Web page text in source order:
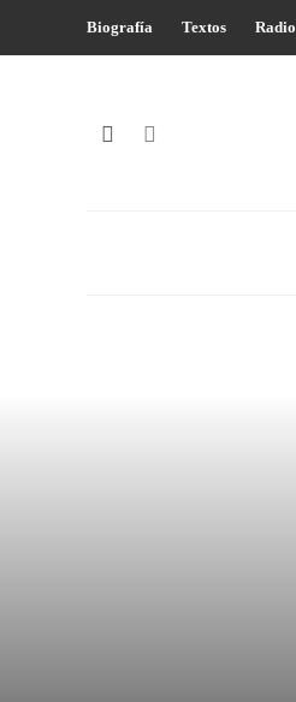
Biografía Textos Radio